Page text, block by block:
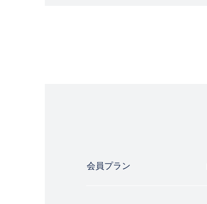
会員プラン